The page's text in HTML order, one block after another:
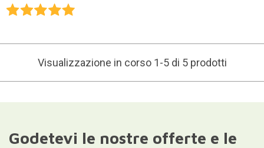
Visualizzazione in corso 1-5 di 5 prodotti
Godetevi le nostre offerte e le